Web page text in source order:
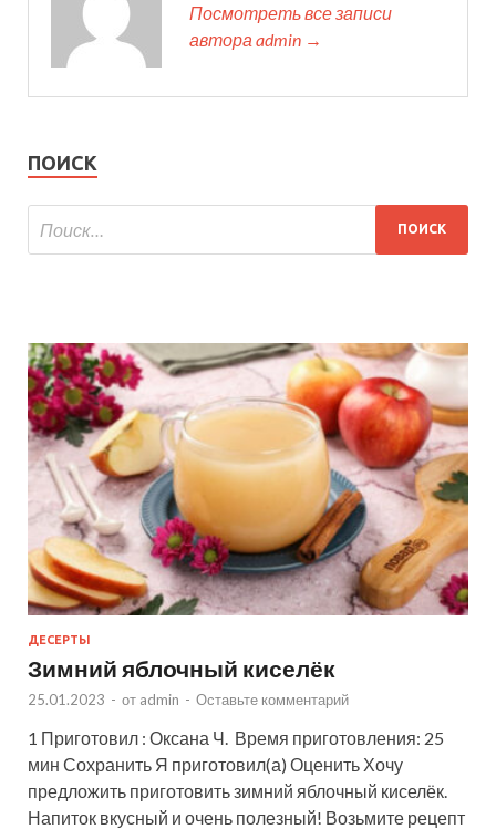
Посмотреть все записи
автора admin →
ПОИСК
ДЕСЕРТЫ
Зимний яблочный киселёк
25.01.2023 - от admin - Оставьте комментарий
1 Приготовил : Оксана Ч. Время приготовления: 25
мин Сохранить Я приготовил(а) Оценить Хочу
предложить приготовить зимний яблочный киселёк.
Напиток вкусный и очень полезный! Возьмите рецепт